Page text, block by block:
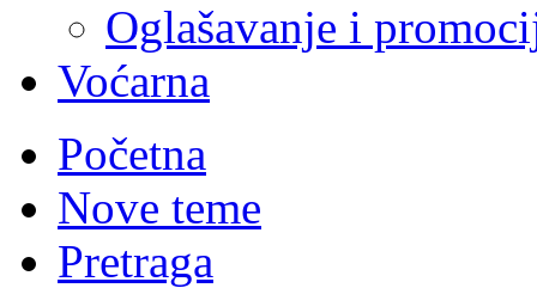
Oglašavanje i
Voćarna
Početna
Nove teme
Pretraga